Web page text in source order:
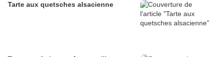
Tarte aux quetsches alsacienne